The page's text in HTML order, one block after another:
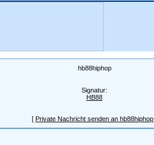
hb88hiphop
Signatur:
HB88
[ Private Nachricht senden an hb88hiphop